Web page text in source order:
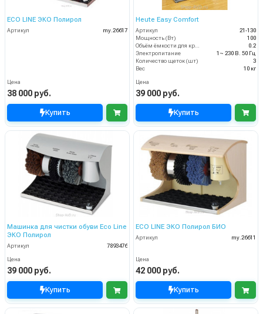
ECO LINE ЭКО Полирол
Артикул my.26617
Цена
38 000 руб.
Купить
Heute Easy Comfort
Артикул
21-130
Мощность (Вт)
100
0.2
Электропитание
1~ 230 В. 50 Гц
Количество щеток (шт)
3
Вес
10 кг
Цена
39 000 руб.
Купить
Машинка для чистки обуви Eco Line
ЭКО Полирол
Артикул 7893476
Цена
39 000 руб.
Купить
ECO LINE ЭКО Полирол БИО
Артикул my.26611
Цена
42 000 руб.
Купить